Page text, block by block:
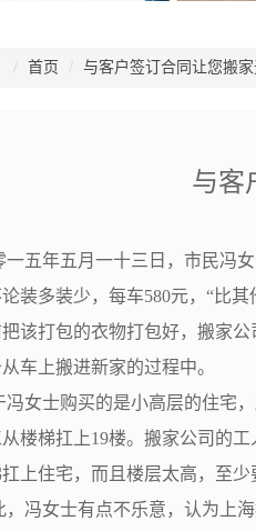
首页 与客户签订合同让您搬
与客
年五月一十三日，市民冯女
装多装少，每车580元，“比
该打包的衣物打包好，搬家
从车上搬进新家的过程中。
士购买的是小高层的住宅，
楼梯扛上19楼。搬家公司的
扛上住宅，而且楼层太高，至
女士有点不乐意，认为上海